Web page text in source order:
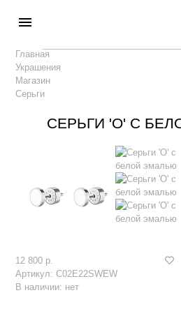
menu
Главная
Украшения
Магазин
Серьги
СЕРЬГИ 'O' С
12 800 р.
Артикул:C02E22SWEW
В наличии: нет